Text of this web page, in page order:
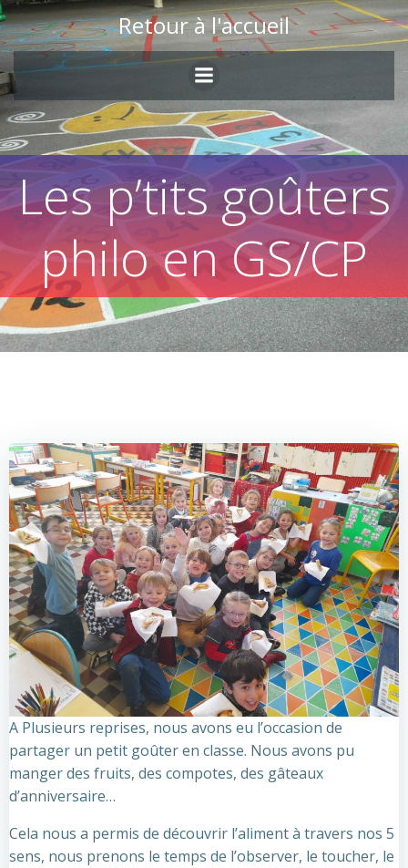
Skip
to
content
Retour à l'accueil
Les p’tits goûters
philo en GS/CP
A Plusieurs reprises, nous avons eu l’occasion de
partager un petit goûter en classe. Nous avons pu
manger des fruits, des compotes, des gâteaux
d’anniversaire…
Cela nous a permis de découvrir l’aliment à travers nos 5
sens, nous prenons le temps de l’observer, le toucher, le